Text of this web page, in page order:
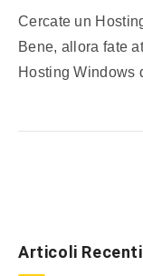
Cercate un
Bene, allora fate
Hosting Windows
Articoli Recenti